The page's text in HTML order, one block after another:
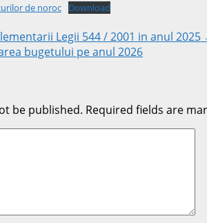
de noroc Download
Legii 544 / 2001 in anul 2025
bugetului pe anul 2026
be published. Required fields are